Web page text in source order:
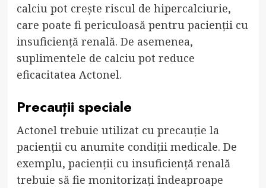
calciu pot crește riscul de hipercalciurie,
care poate fi periculoasă pentru pacienții cu
insuficiență renală. De asemenea,
suplimentele de calciu pot reduce
eficacitatea Actonel.
Precauții speciale
Actonel trebuie utilizat cu precauție la
pacienții cu anumite condiții medicale. De
exemplu, pacienții cu insuficiență renală
trebuie să fie monitorizați îndeaproape